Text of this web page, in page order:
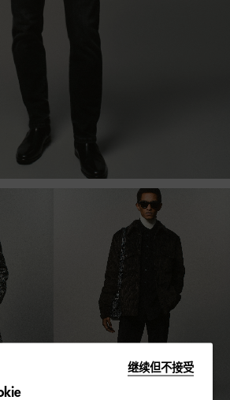
继续但不接受